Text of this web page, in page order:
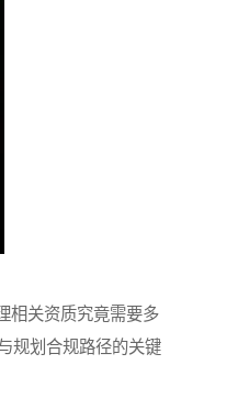
相关资质究竟需要多
规划合规路径的关键